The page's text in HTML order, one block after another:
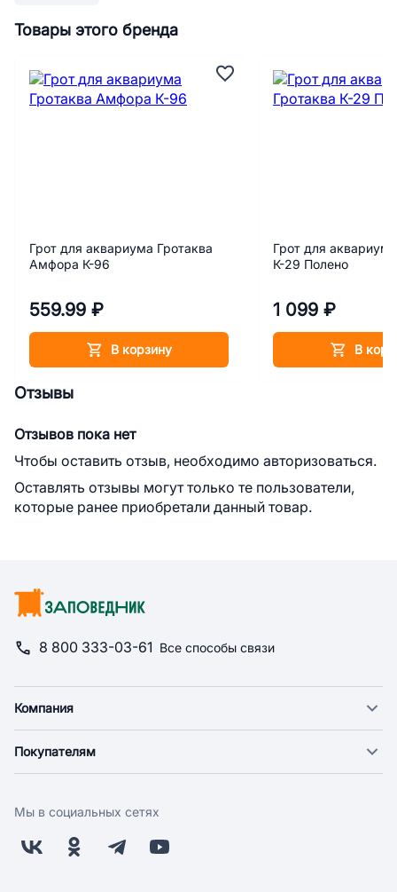
Товары этого бренда
Грот для аквариума Гротаква
Амфора К-96
559.99 ₽
В корзину
Грот для
К-29 Полено
1 099 ₽
В
Отзывы
Отзывов пока нет
Чтобы оставить отзыв, необходимо авторизоваться.
Оставлять отзывы могут только те пользователи,
которые ранее приобретали данный товар.
8 800 333-03-61 Все способы связи
Компания
Новости
Поставщикам
Заводчикам
Покупателям
Оплата
Бонусная программа
Мы в социальных сетях